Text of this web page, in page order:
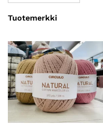
Tuotemerkki